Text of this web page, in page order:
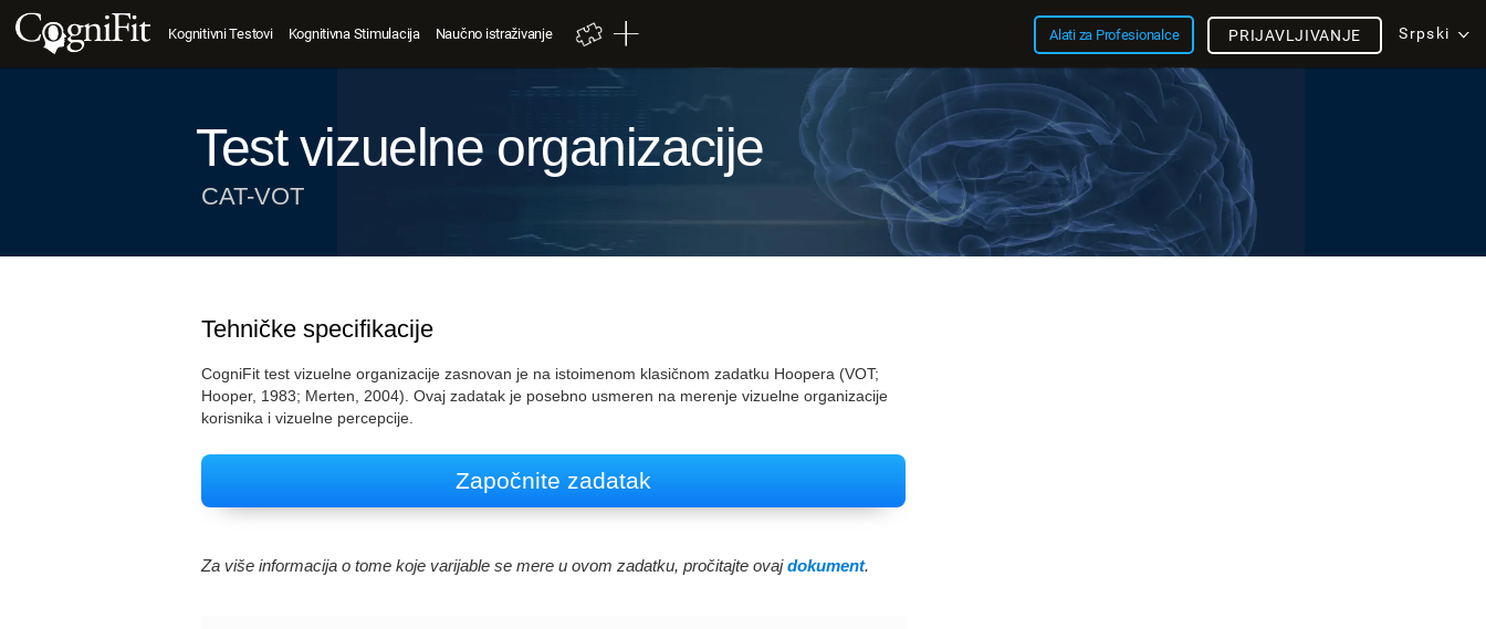
Kognitivni Testovi Kognitivna Stimulacija Naučno istraživanje Alati za Profesionalce Srpski
PRIJAVLJIVANJE
Test vizuelne organizacije
CAT-VOT
Tehničke specifikacije
CogniFit test vizuelne organizacije zasnovan je na istoimenom klasičnom zadatku Hoopera (VOT;
Hooper, 1983; Merten, 2004). Ovaj zadatak je posebno usmeren na merenje vizuelne organizacije
korisnika i vizuelne percepcije.
Započnite zadatak
Za više informacija o tome koje varijable se mere u ovom zadatku, pročitajte ovajdokument.